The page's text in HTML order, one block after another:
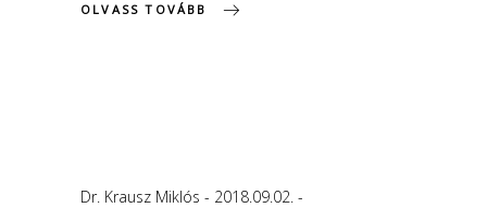
OLVASS TOVÁBB
Dr. Krausz Miklós 2018.09.02.